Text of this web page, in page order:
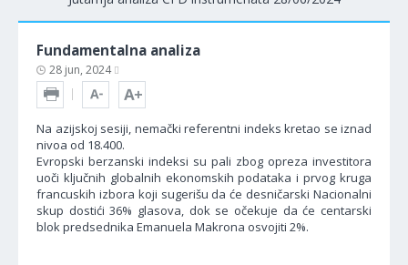
Fundamentalna analiza
28 jun, 2024
Na azijskoj sesiji, nemački referentni indeks kretao se iznad
nivoa od 18.400.
Evropski berzanski indeksi su pali zbog opreza investitora
uoči ključnih globalnih ekonomskih podataka i prvog kruga
francuskih izbora koji sugerišu da će desničarski Nacionalni
skup dostići 36% glasova, dok se očekuje da će centarski
blok predsednika Emanuela Makrona osvojiti 2%.